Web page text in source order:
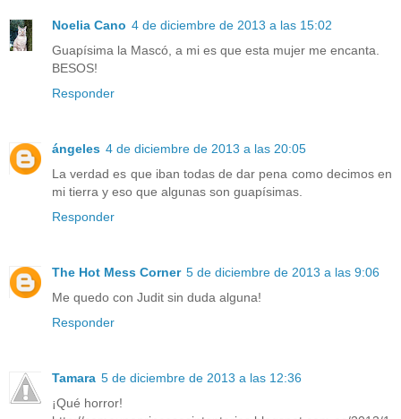
Noelia Cano 4 de diciembre de 2013 a las 15:02
Guapísima la Mascó, a mi es que esta mujer me encanta.
BESOS!
Responder
ángeles 4 de diciembre de 2013 a las 20:05
La verdad es que iban todas de dar pena como decimos en
mi tierra y eso que algunas son guapísimas.
Responder
The Hot Mess Corner 5 de diciembre de 2013 a las 9:06
Me quedo con Judit sin duda alguna!
Responder
Tamara 5 de diciembre de 2013 a las 12:36
¡Qué horror!